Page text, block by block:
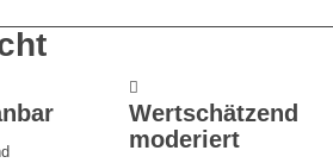
Wertschätzend
moderiert